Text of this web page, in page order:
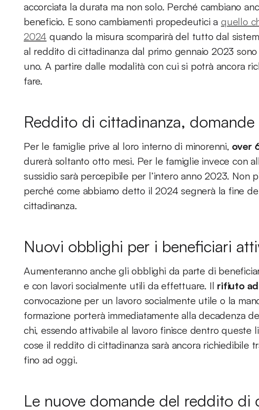
accorciata la durata ma non solo. Perché cambiano
beneficio. E sono cambiamenti propedeutici a quello
2024 quando la misura scomparirà del tutto dal
al reddito di cittadinanza dal primo gennaio 2023
uno. A partire dalle modalità con cui si potrà ancora
fare.
Reddito di cittadinanza,
Per le famiglie prive al loro interno di minorenni, over
durerà soltanto otto mesi. Per le famiglie invece con
sussidio sarà percepibile per l’intero anno 2023. Non
perché come abbiamo detto il 2024 segnerà la fine
cittadinanza.
Nuovi obblighi per i beneficiari
Aumenteranno anche gli obblighi da parte di
e con lavori socialmente utili da effettuare. Il rifiuto
convocazione per un lavoro socialmente utile o la
formazione porterà immediatamente alla decadenza
chi, essendo attivabile al lavoro finisce dentro queste
cose il reddito di cittadinanza sarà ancora richiedibile
fino ad oggi.
Le nuove domande del reddito di